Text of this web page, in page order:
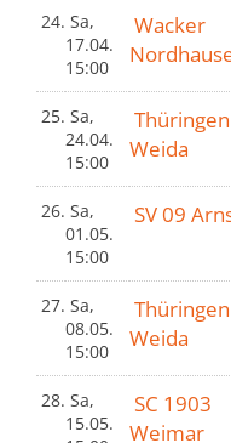
24. Sa,
17.04.
15:00
Wacker
25. Sa,
24.04.
15:00
Thüringen
Weida
26. Sa,
01.05.
15:00
SV 09
27. Sa,
08.05.
15:00
Thüringen
Weida
28. Sa,
15.05.
SC 1903
Weimar